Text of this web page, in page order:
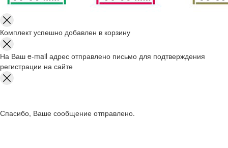
Комплект успешно добавлен в корзину
На Ваш e-mail адрес отправлено письмо для подтверждения
регистрации на сайте
Спасибо, Ваше сообщение отправлено.